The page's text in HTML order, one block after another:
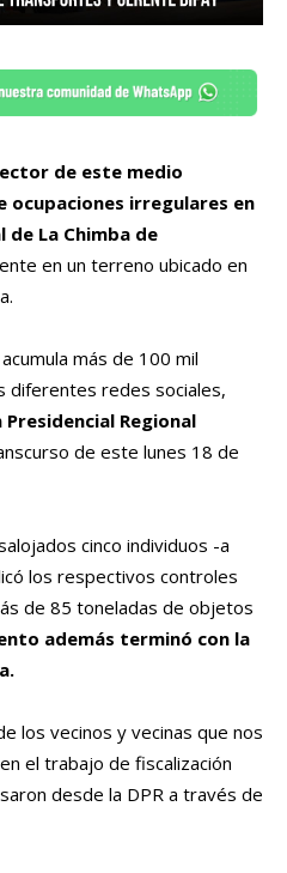
de este medio
ocupaciones irregulares en
La Chimba de
en un terreno ubicado en
más de 100 mil
diferentes redes sociales,
Presidencial Regional
de este lunes 18 de
cinco individuos -a
los respectivos controles
de 85 toneladas de objetos
además terminó con la
los vecinos y vecinas que nos
el trabajo de fiscalización
desde la DPR a través de